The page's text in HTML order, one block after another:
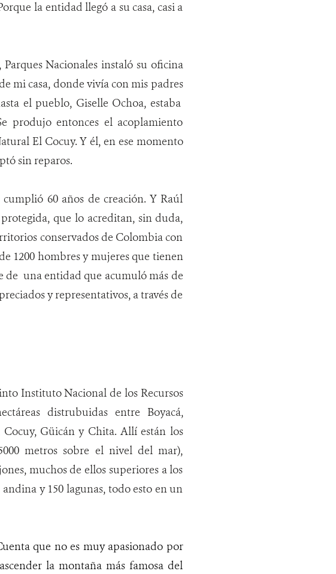
la entidad llegó a su casa, casi a
Nacionales instaló su oficina
mi casa, donde vivía con mis padres
el pueblo, Giselle Ochoa, estaba
produjo entonces el acoplamiento
El Cocuy. Y él, en ese momento
sin reparos.
60 años de creación. Y Raúl
que lo acreditan, sin duda,
conservados de Colombia con
1200 hombres y mujeres que tienen
de una entidad que acumuló más de
y representativos, a través de
Instituto Nacional de los Recursos
distrubuidas entre Boyacá,
Güicán y Chita. Allí están los
metros sobre el nivel del mar),
muchos de ellos superiores a los
y 150 lagunas, todo esto en un
que no es muy apasionado por
la montaña más famosa del